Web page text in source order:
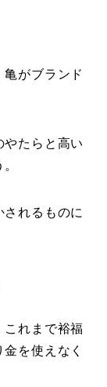
がブランド
やたらと高い
れるものに
これまで裕福
を使えなく